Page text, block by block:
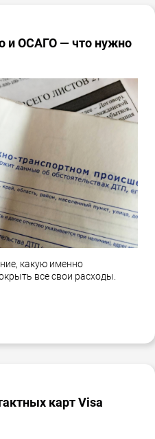
и ОСАГО — что нужно
какую именно
все свои расходы.
карт Visa